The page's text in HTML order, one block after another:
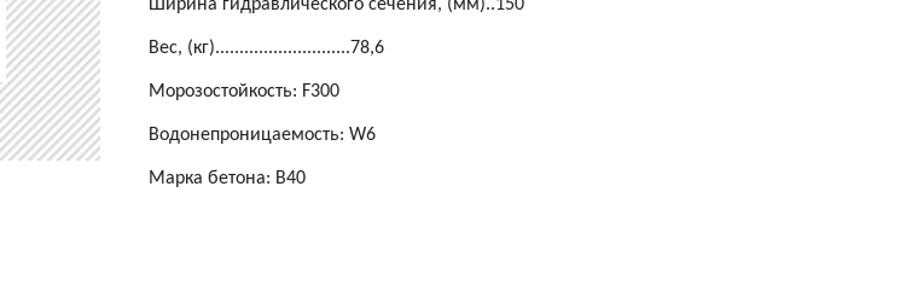
Ширина гидравлического сечения, (мм)..150
Вес, (кг)............................78,6
Морозостойкость: F300
Водонепроницаемость: W6
Марка бетона: B40